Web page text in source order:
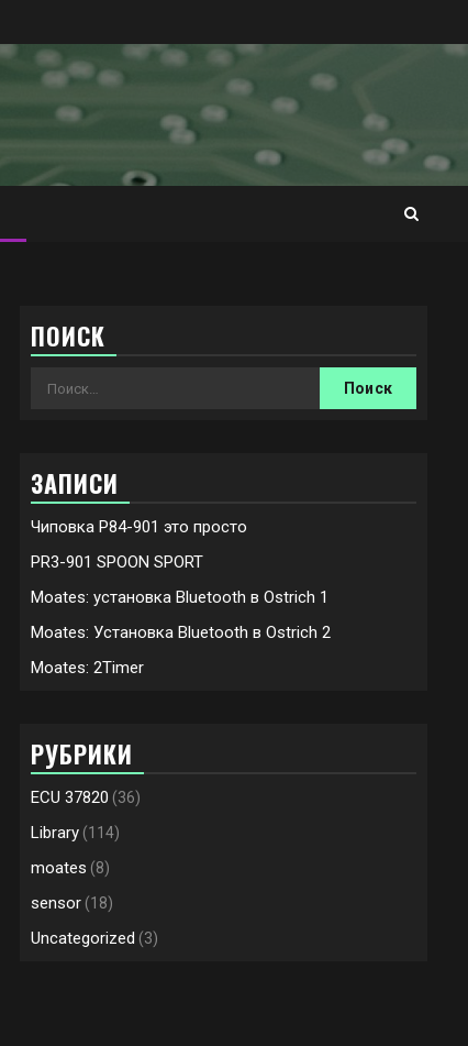
ПОИСК
Найти:
ЗАПИСИ
Чиповка P84-901 это просто
PR3-901 SPOON SPORT
Moates: установка Bluetooth в Ostrich 1
Moates: Установка Bluetooth в Ostrich 2
Moates: 2Timer
РУБРИКИ
ECU 37820 (36)
Library (114)
moates (8)
sensor (18)
Uncategorized (3)